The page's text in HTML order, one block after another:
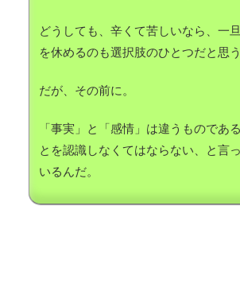
どうしても、辛くて苦しいなら、一
を休めるのも選択肢のひとつだと思う
だが、その前に。
「事実」と「感情」は違うものであ
とを認識しなくてはならない、と言
いるんだ。